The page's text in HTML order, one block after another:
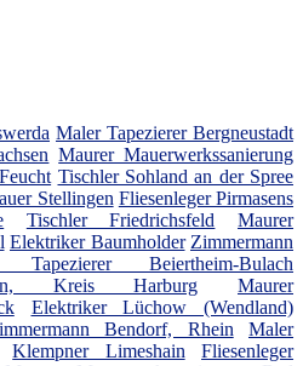
Maler Tapezierer Bergneustadt
Maurer Mauerwerkssanierung
Tischler Sohland an der Spree
Stellingen Fliesenleger Pirmasens
Tischler Friedrichsfeld
Maurer
Elektriker Baumholder Zimmermann
Tapezierer Beiertheim-Bulach
Kreis Harburg
Maurer
Elektriker Lüchow (Wendland)
Bendorf, Rhein
Maler
Klempner Limeshain
Fliesenleger